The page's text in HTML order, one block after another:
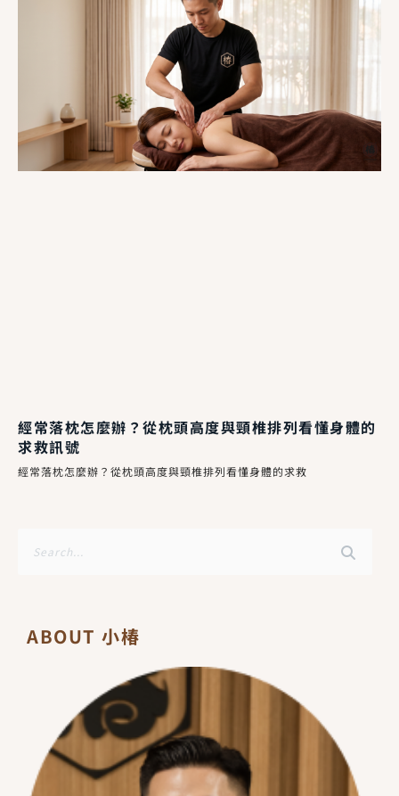
經常落枕怎麼辦？從枕頭高度與頸椎排列看懂身體的
求救訊號
經常落枕怎麼辦？從枕頭高度與頸椎排列看懂身體的求救
ABOUT 小椿